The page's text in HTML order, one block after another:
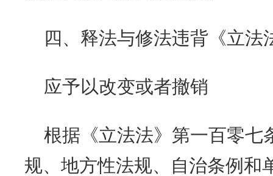
四、释法与修法违背《立法
应予以改变或者撤销
根据《立法法》第一百零七
规、地方性法规、自治条例和